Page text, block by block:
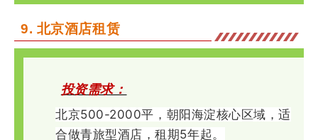
9. 北京酒店租赁
投资需求：
北京500-2000平， 朝阳海淀核心区域，适
合做青旅型酒店，租期5年起。